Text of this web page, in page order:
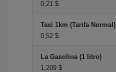
0,21 $
Taxi 1km (Tarifa Normal)
0,52 $
La Gasolina (1 litro)
1,209 $